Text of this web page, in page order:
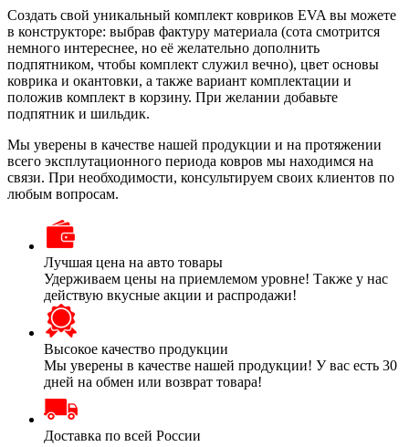
Создать свой уникальный комплект ковриков EVA вы можете
в конструкторе: выбрав фактуру материала (сота смотрится
немного интереснее, но её желательно дополнить
подпятником, чтобы комплект служил вечно), цвет основы
коврика и окантовки, а также вариант комплектации и
положив комплект в корзину. При желании добавьте
подпятник и шильдик.
Мы уверены в качестве нашей продукции и на протяжении
всего эксплутационного периода ковров мы находимся на
связи. При необходимости, консультируем своих клиентов по
любым вопросам.
Лучшая цена на авто товары
Удерживаем цены на приемлемом уровне! Также у нас
действую вкусные акции и распродажи!
Высокое качество продукции
Мы уверены в качестве нашей продукции! У вас есть 30
дней на обмен или возврат товара!
Доставка по всей России